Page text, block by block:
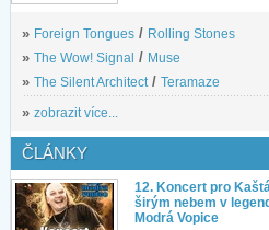
» Foreign Tongues / Rolling Stones
» The Wow! Signal / Muse
» The Silent Architect / Teramaze
» zobrazit více...
ČLÁNKY
12. Koncert pro
širým nebem v
Modrá Vopice